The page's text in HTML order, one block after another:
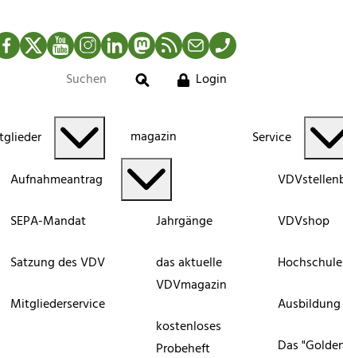
Facebook
TwitterYouTubeInstagram
LinkedInMastodonRSS-Newsfeed
MailTelefon
Suche
Login
Aufnahmeantrag
SEPA-Mandat
Satzung des VDV
Mitgliederservice
magazin
Jahrgänge
das aktuelle
VDVmagazin
kostenloses
Probeheft
Service
VDVshop
Ausbildung
Das